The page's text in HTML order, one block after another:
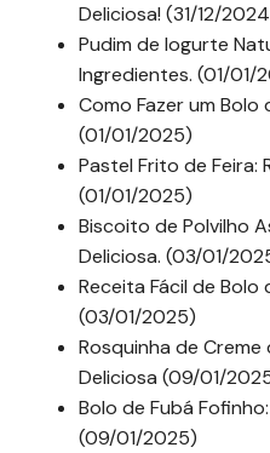
Deliciosa! (31/12/
Pudim de Iogurte
Ingredientes. (01/01/
Como Fazer um Bolo
(01/01/2025)
Pastel Frito de Feira:
(01/01/2025)
Biscoito de Polvilho
Deliciosa. (03/01/
Receita Fácil de Bolo
(03/01/2025)
Rosquinha de Creme
Deliciosa (09/01/
Bolo de Fubá
(09/01/2025)